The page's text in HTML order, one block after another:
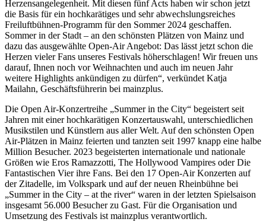
Herzensangelegenheit. Mit diesen fünf Acts haben wir schon jetzt
die Basis für ein hochkarätiges und sehr abwechslungsreiches
Freiluftbühnen-Programm für den Sommer 2024 geschaffen.
Sommer in der Stadt – an den schönsten Plätzen von Mainz und
dazu das ausgewählte Open-Air Angebot: Das lässt jetzt schon die
Herzen vieler Fans unseres Festivals höherschlagen! Wir freuen uns
darauf, Ihnen noch vor Weihnachten und auch im neuen Jahr
weitere Highlights ankündigen zu dürfen“, verkündet Katja
Mailahn, Geschäftsführerin bei mainzplus.
Die Open Air-Konzertreihe „Summer in the City“ begeistert seit
Jahren mit einer hochkarätigen Konzertauswahl, unterschiedlichen
Musikstilen und Künstlern aus aller Welt. Auf den schönsten Open
Air-Plätzen in Mainz feierten und tanzten seit 1997 knapp eine halbe
Million Besucher. 2023 begeisterten internationale und nationale
Größen wie Eros Ramazzotti, The Hollywood Vampires oder Die
Fantastischen Vier ihre Fans. Bei den 17 Open-Air Konzerten auf
der Zitadelle, im Volkspark und auf der neuen Rheinbühne bei
„Summer in the City – at the river“ waren in der letzten Spielsaison
insgesamt 56.000 Besucher zu Gast. Für die Organisation und
Umsetzung des Festivals ist mainzplus verantwortlich.